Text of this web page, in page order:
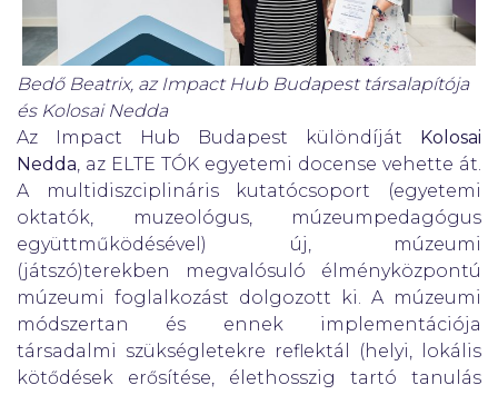
Bedő Beatrix, az Impact Hub Budapest társalapítója
és Kolosai Nedda
Az Impact Hub Budapest különdíját Kolosai
Nedda, az ELTE TÓK egyetemi docense vehette át.
A multidiszciplináris kutatócsoport (egyetemi
oktatók, muzeológus, múzeumpedagógus
együttműködésével) új, múzeumi
(játszó)terekben megvalósuló élményközpontú
múzeumi foglalkozást dolgozott ki. A múzeumi
módszertan és ennek implementációja
társadalmi szükségletekre reflektál (helyi, lokális
kötődések erősítése, élethosszig tartó tanulás